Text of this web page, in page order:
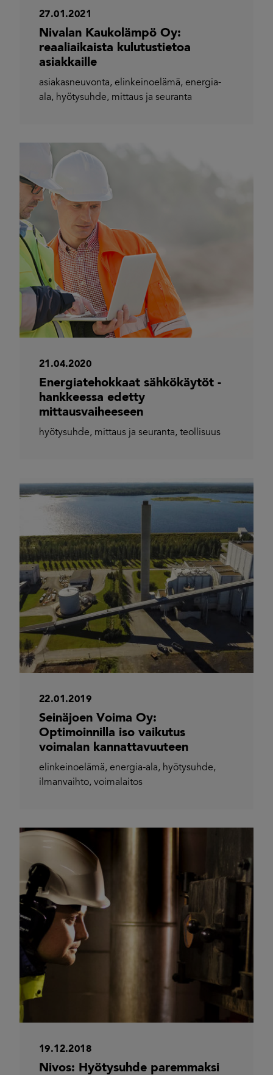
27.01.2021
Nivalan Kaukolämpö Oy:
reaaliaikaista kulutustietoa
asiakkaille
asiakasneuvonta, elinkeinoelämä, energia-
ala, hyötysuhde, mittaus ja seuranta
21.04.2020
Energiatehokkaat sähkökäytöt -
hankkeessa edetty
mittausvaiheeseen
hyötysuhde, mittaus ja seuranta, teollisuus
22.01.2019
Seinäjoen Voima Oy:
Optimoinnilla iso vaikutus
voimalan kannattavuuteen
elinkeinoelämä, energia-ala, hyötysuhde,
ilmanvaihto, voimalaitos
19.12.2018
Nivos: Hyötysuhde paremmaksi